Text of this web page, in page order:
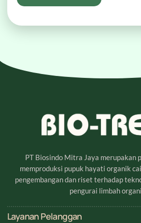
PT Biosindo Mitra Jaya merupakan
memproduksi pupuk hayati organik
pengembangan dan riset terhadap
pengurai limbah
Layanan Pelanggan